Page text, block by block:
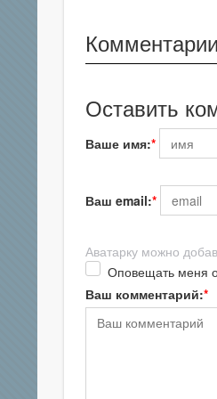
Оставить
Ваше имя:
Ваш email:
Аватарку можно
Оповещать меня
Ваш комментарий: